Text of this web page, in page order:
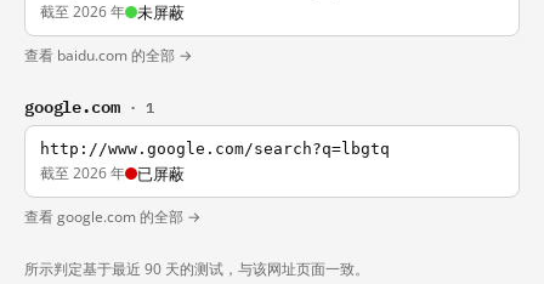
截至 2026 年 未屏蔽
查看 baidu.com 的全部 →
google.com · 1
http://www.google.com/search?q=lbgtq
截至 2026 年 已屏蔽
查看 google.com 的全部 →
所示判定基于最近 90 天的测试，与该网址页面一致。